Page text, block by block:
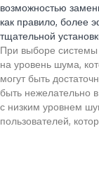
возможностью
как правило, более
тщательной
При выборе системы
на уровень шума,
могут быть
быть нежелательно
с низким уровнем
пользователей,